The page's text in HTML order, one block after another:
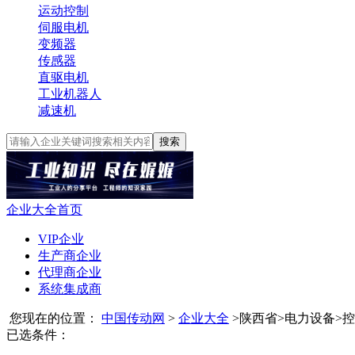
运动控制
伺服电机
变频器
传感器
直驱电机
工业机器人
减速机
搜索
企业大全首页
VIP企业
生产商企业
代理商企业
系统集成商
您现在的位置： 中国传动网 > 企业大全 >陕西省>电力设备>
已选条件：